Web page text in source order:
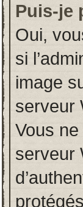
Puis-je
Oui,
si
image
serveur
Vous
serveur